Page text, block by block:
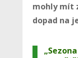
mohly mít
dopad na